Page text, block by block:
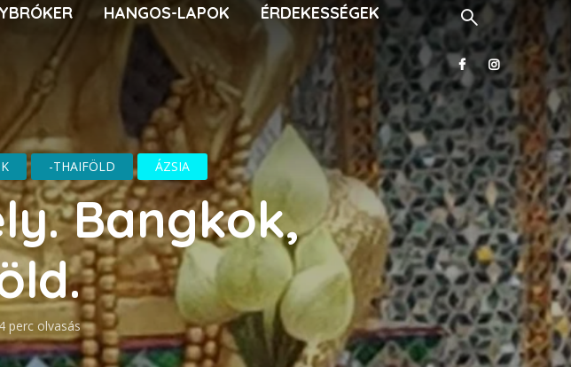
HANGOS-LAPOK ÉRDEKESSÉGEK
-THAIFÖLD ÁZSIA
Bangkok,
4 perc olvasás